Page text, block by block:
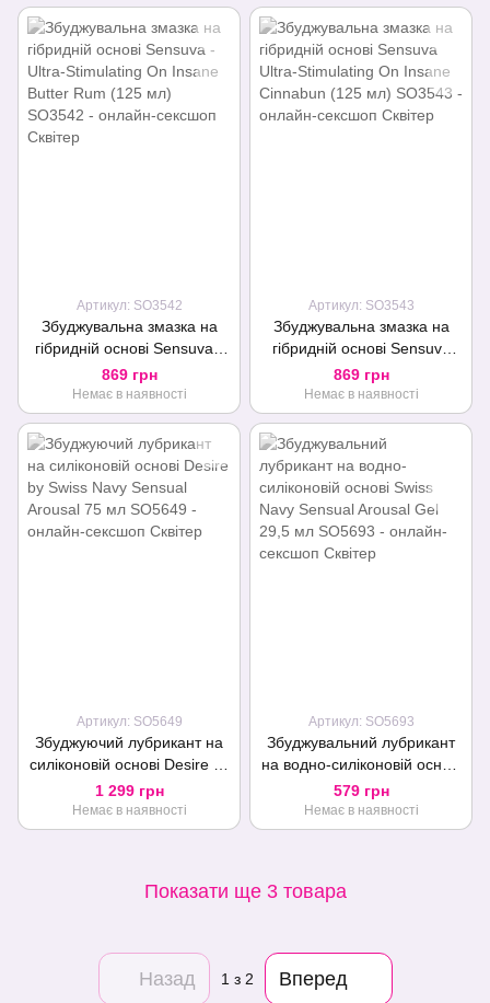
Артикул: SO3542
Збуджувальна змазка на
гібридній основі Sensuva -
Ultra-Stimulating On Insane
Butter Rum (125 мл)
869 грн
Немає в наявності
Артикул: SO3543
Збуджувальна змазка на
гібридній основі Sensuva
Ultra-Stimulating On Insane
Cinnabun (125 мл)
869 грн
Немає в наявності
Артикул: SO5649
Збуджуючий лубрикант на
силіконовій основі Desire by
Swiss Navy Sensual Arousal
75 мл
1 299 грн
Немає в наявності
Артикул: SO5693
Збуджувальний лубрикант
на водно-силіконовій основі
Swiss Navy Sensual Arousal
Gel 29,5 мл
579 грн
Немає в наявності
Показати ще 3 товара
Назад 1 з 2 Вперед